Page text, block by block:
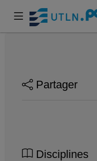
Partager
Disciplines